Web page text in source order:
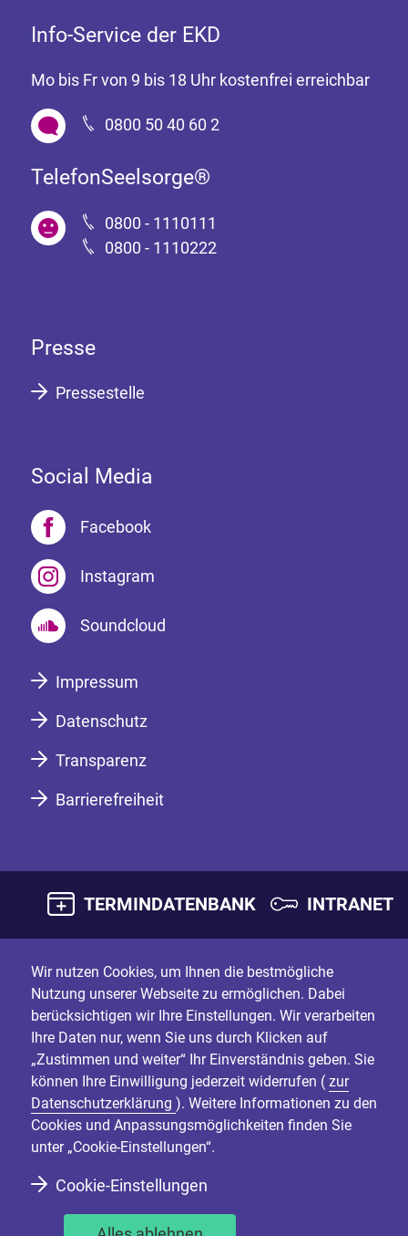
Info-Service der EKD
Mo bis Fr von 9 bis 18 Uhr kostenfrei erreichbar
0800 50 40 60 2
TelefonSeelsorge®
0800 - 1110111
0800 - 1110222
Presse
Pressestelle
Social Media
Facebook
Instagram
Soundcloud
Impressum
Datenschutz
Transparenz
Barrierefreiheit
TERMINDATENBANK INTRANET
Wir nutzen Cookies, um Ihnen die bestmögliche
Nutzung unserer Webseite zu ermöglichen. Dabei
berücksichtigen wir Ihre Einstellungen. Wir verarbeiten
Ihre Daten nur, wenn Sie uns durch Klicken auf
„Zustimmen und weiter“ Ihr Einverständnis geben. Sie
können Ihre Einwilligung jederzeit widerrufen ( zur
Datenschutzerklärung ). Weitere Informationen zu den
Cookies und Anpassungsmöglichkeiten finden Sie
unter „Cookie-Einstellungen“.
Cookie-Einstellungen